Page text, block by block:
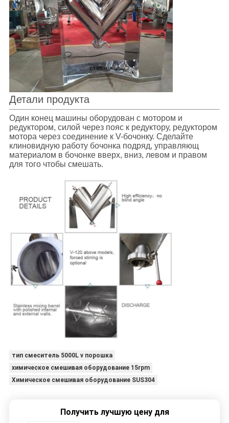
Детали продукта
Один конец машины оборудован с мотором и
редуктором, силой через пояс к редуктору, редуктором
мотора через соединение к V-бочонку. Сделайте
клиновидную работу бочонка подряд, управляющ
материалом в бочонке вверх, вниз, левом и правом
для того чтобы смешать.
тип смеситель 5000L v порошка
химическое смешивая оборудование 15rpm
Химическое смешивая оборудование SUS304
Получить лучшую цену для